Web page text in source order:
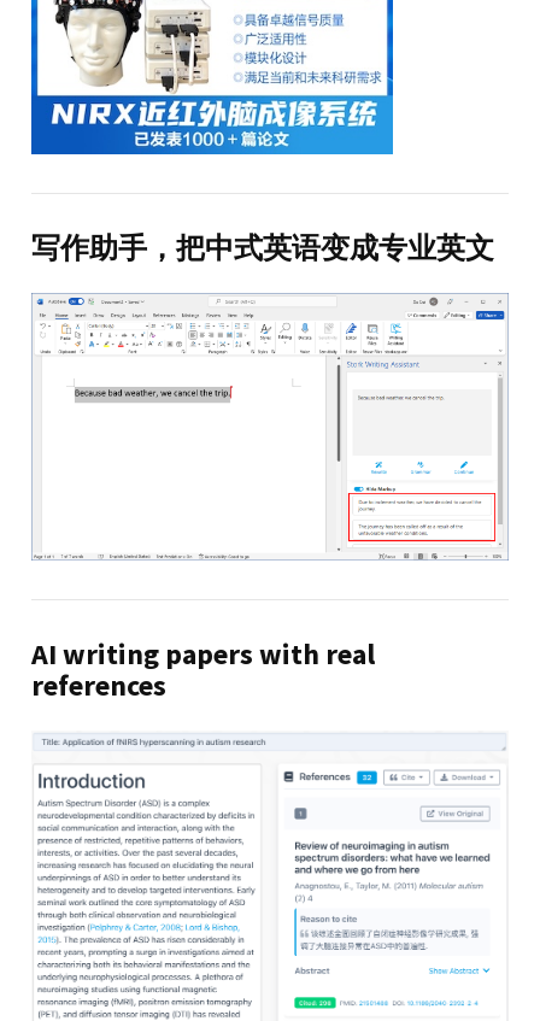
写作助手，把中式英语变成专业英文
AI writing papers with real
references